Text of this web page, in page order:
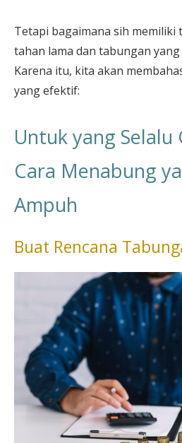
Tetapi bagaimana sih memiliki
tahan lama dan tabungan
Karena itu, kita akan
yang efektif:
Untuk yang Selalu
Cara Menabung
Ampuh
Buat Rencana